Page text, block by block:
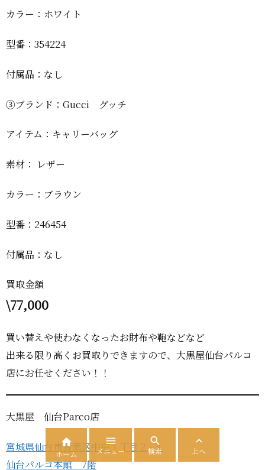
カラー：ホワイト
型番：354224
付属品：なし
③ブランド：Gucci グッチ
アイテム：キャリーバッグ
素材： レザー
カラー：ブラウン
型番：246454
付属品：なし
買取金額
\77,000
買い替えや使わなくなったお財布や鞄などなど
出来る限り高くお買取りできますので、大黒屋仙台パルコ
店にお任せください！！
大黒屋 仙台Parco店
宮城県仙台市青葉区中央１丁目２−３
仙台パルコ本館 7階

ホーム

メニュー

検索

上へ